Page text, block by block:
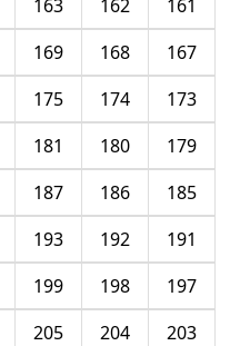
161
162
163
167
168
169
173
174
175
179
180
181
185
186
187
191
192
193
197
198
199
203
204
205